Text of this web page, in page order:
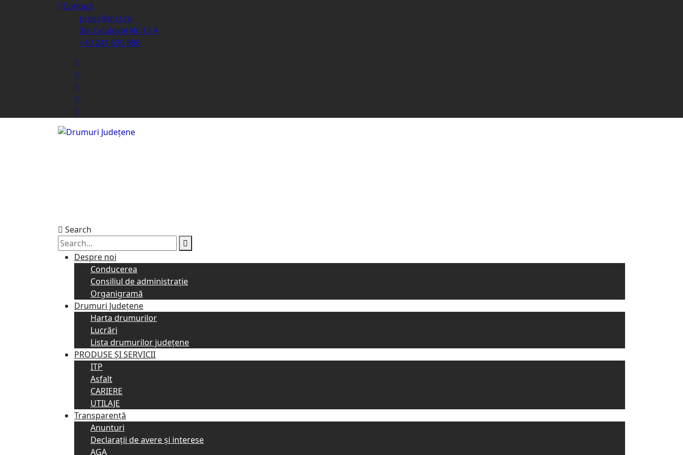
Contact
press@djct.ro
Str. Celulozei Nr. 15 A
+40 241 630 696
Search
Despre noi
Conducerea
Consiliul de administraţie
Organigramă
Drumuri Judeţene
Harta drumurilor
Lucrări
Lista drumurilor judeţene
PRODUSE ȘI SERVICII
ITP
Asfalt
CARIERE
UTILAJE
Transparență
Anunturi
Declarații de avere și interese
AGA